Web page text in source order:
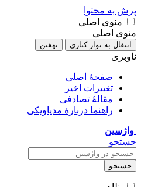
پرش به محتوا
منوی اصلی
منوی اصلی
انتقال به نوار کناری نهفتن
ناوبری
صفحهٔ اصلی
تغییرات اخیر
مقالهٔ تصادفی
راهنما دربارهٔ مدیاویکی
واژسین
جستجو
جستجو